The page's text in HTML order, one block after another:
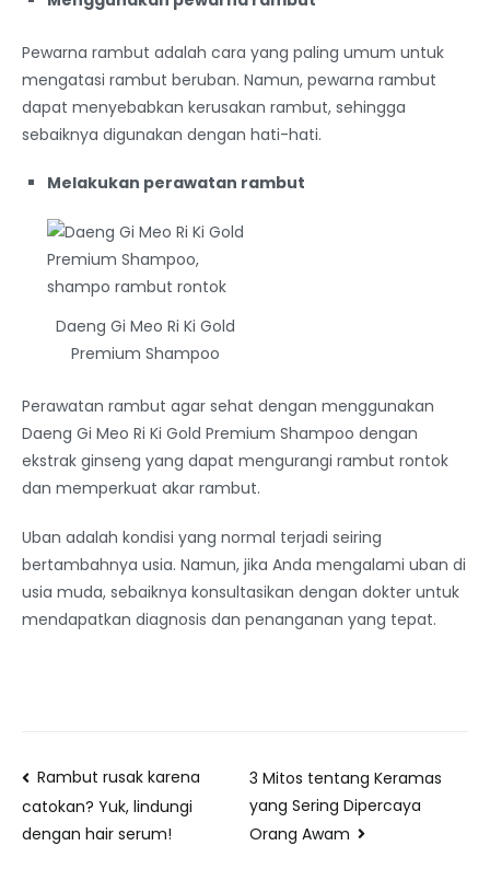
Pewarna rambut adalah cara yang paling umum untuk
mengatasi rambut beruban. Namun, pewarna rambut
dapat menyebabkan kerusakan rambut, sehingga
sebaiknya digunakan dengan hati-hati.
Melakukan perawatan rambut
Daeng Gi Meo Ri Ki Gold
Premium Shampoo
Perawatan rambut agar sehat dengan menggunakan
Daeng Gi Meo Ri Ki Gold Premium Shampoo dengan
ekstrak ginseng yang dapat mengurangi rambut rontok
dan memperkuat akar rambut.
Uban adalah kondisi yang normal terjadi seiring
bertambahnya usia. Namun, jika Anda mengalami uban di
usia muda, sebaiknya konsultasikan dengan dokter untuk
mendapatkan diagnosis dan penanganan yang tepat.
Rambut rusak karena
catokan? Yuk, lindungi
dengan hair serum!
3 Mitos tentang Keramas
yang Sering Dipercaya
Orang Awam